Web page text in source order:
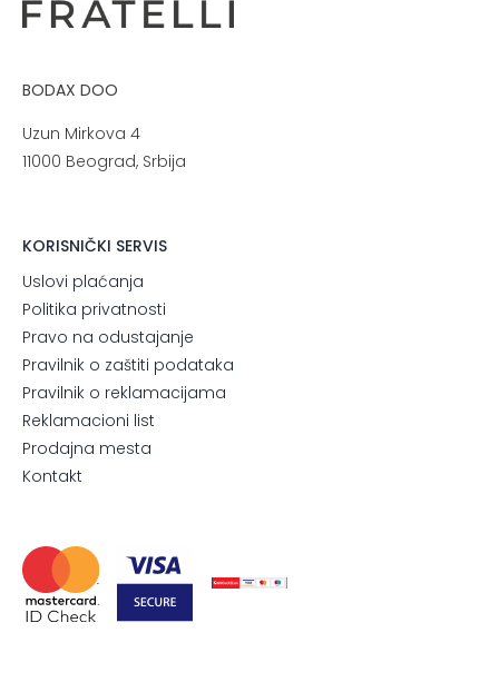
BODAX DOO
Uzun Mirkova 4
11000 Beograd, Srbija
KORISNIČKI SERVIS
Uslovi plaćanja
Politika privatnosti
Pravo na odustajanje
Pravilnik o zaštiti podataka
Pravilnik o reklamacijama
Reklamacioni list
Prodajna mesta
Kontakt